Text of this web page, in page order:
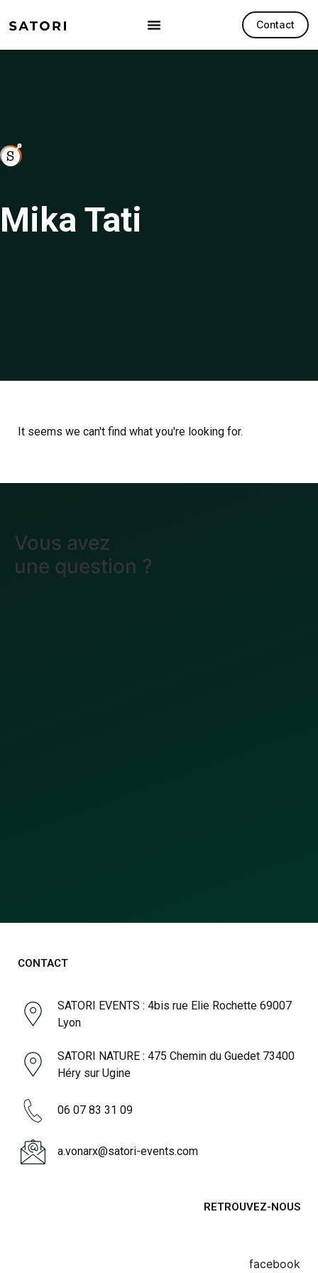
Contact
Mika Tati
It seems we can't find what you're looking for.
Vous avez
une question ?
CONTACT
SATORI EVENTS : 4bis rue Elie Rochette 69007
Lyon
SATORI NATURE : 475 Chemin du Guedet 73400
Héry sur Ugine
06 07 83 31 09
a.vonarx@satori-events.com
RETROUVEZ-NOUS
facebook